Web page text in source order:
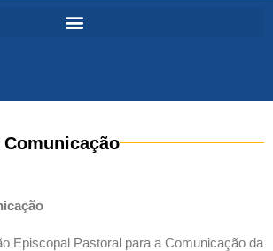
Episcopal Pastoral para a Comunicação da